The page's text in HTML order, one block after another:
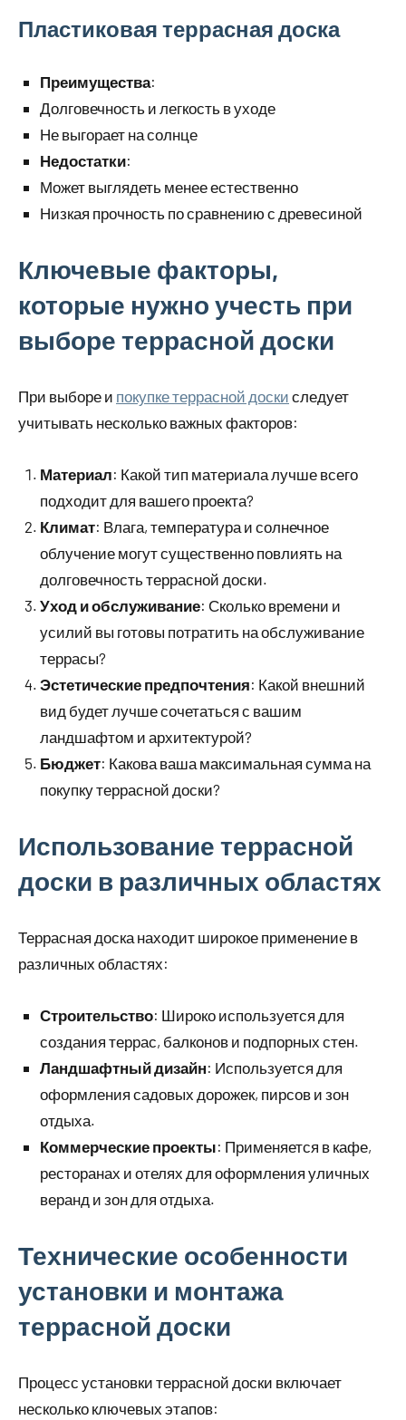
Пластиковая террасная доска
Преимущества:
Долговечность и легкость в уходе
Не выгорает на солнце
Недостатки:
Может выглядеть менее естественно
Низкая прочность по сравнению с древесиной
Ключевые факторы,
которые нужно учесть при
выборе террасной доски
При выборе и покупке террасной доски следует
учитывать несколько важных факторов:
Материал: Какой тип материала лучше всего
подходит для вашего проекта?
Климат: Влага, температура и солнечное
облучение могут существенно повлиять на
долговечность террасной доски.
Уход и обслуживание: Сколько времени и
усилий вы готовы потратить на обслуживание
террасы?
Эстетические предпочтения: Какой внешний
вид будет лучше сочетаться с вашим
ландшафтом и архитектурой?
Бюджет: Какова ваша максимальная сумма на
покупку террасной доски?
Использование террасной
доски в различных областях
Террасная доска находит широкое применение в
различных областях:
Строительство: Широко используется для
создания террас, балконов и подпорных стен.
Ландшафтный дизайн: Используется для
оформления садовых дорожек, пирсов и зон
отдыха.
Коммерческие проекты: Применяется в кафе,
ресторанах и отелях для оформления уличных
веранд и зон для отдыха.
Технические особенности
установки и монтажа
террасной доски
Процесс установки террасной доски включает
несколько ключевых этапов: